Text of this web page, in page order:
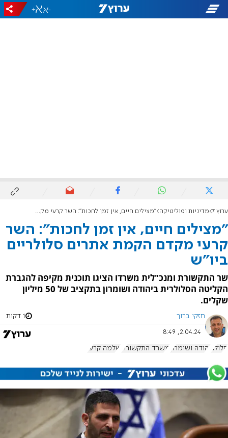
-
+
ערוץ 7 מדיניות ופוליטיקה "מצילים חיים, אין זמן לחכות": השר קרעי מקדם הקמת אתרים סלולריים ביו"ש
"מצילים חיים, אין זמן לחכות": השר
קרעי מקדם הקמת אתרים סלולריים
ביו"ש
שר התקשורת ומנכ"לית משרדו הציגו תוכנית מקיפה להגברת
הקליטה הסלולרית ביהודה ושומרון בתקציב של 50 מיליון
שקלים.
חזקי ברוך 1 דקות
2.04.24, 8:49
סלולר יהודה ושומרון משרד התקשורת שלמה קרעי